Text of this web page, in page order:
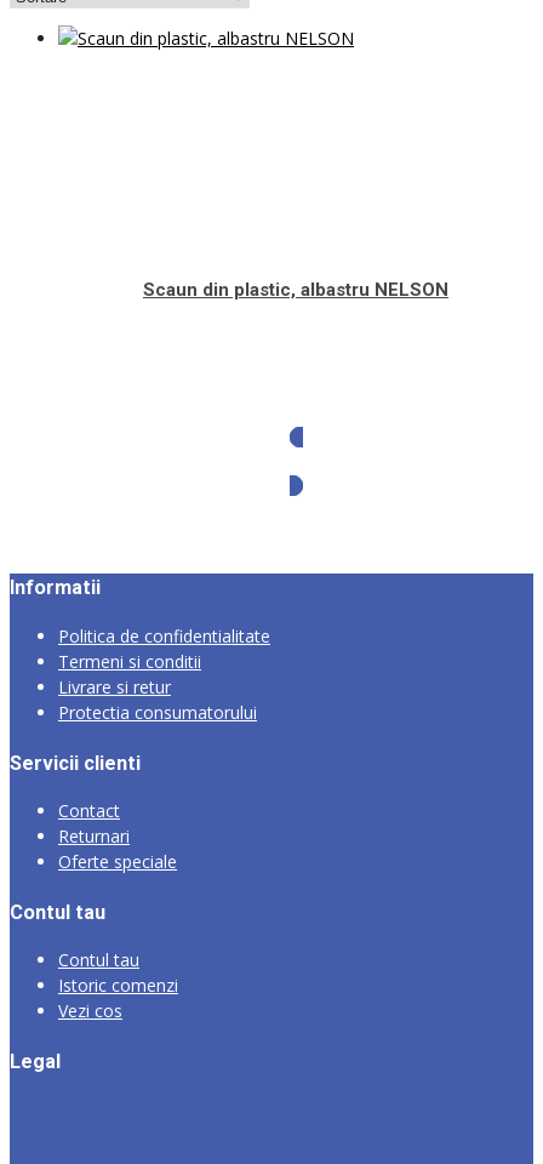
Scaun din plastic, albastru NELSON
Informatii
Politica de confidentialitate
Termeni si conditii
Livrare si retur
Protectia consumatorului
Servicii clienti
Contact
Returnari
Oferte speciale
Contul tau
Contul tau
Istoric comenzi
Vezi cos
Legal